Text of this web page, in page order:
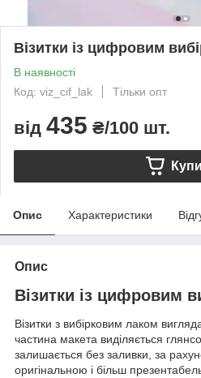
Візитки із цифровим
В наявності
Код: viz_cif_lak
Тільки опт
від 435 ₴/100 шт.
Опис Характеристики
Опис
Візитки із цифровим
Візитки з вибірковим лаком
частина макета виділяється
залишається без заливки, за
оригінальною і більш